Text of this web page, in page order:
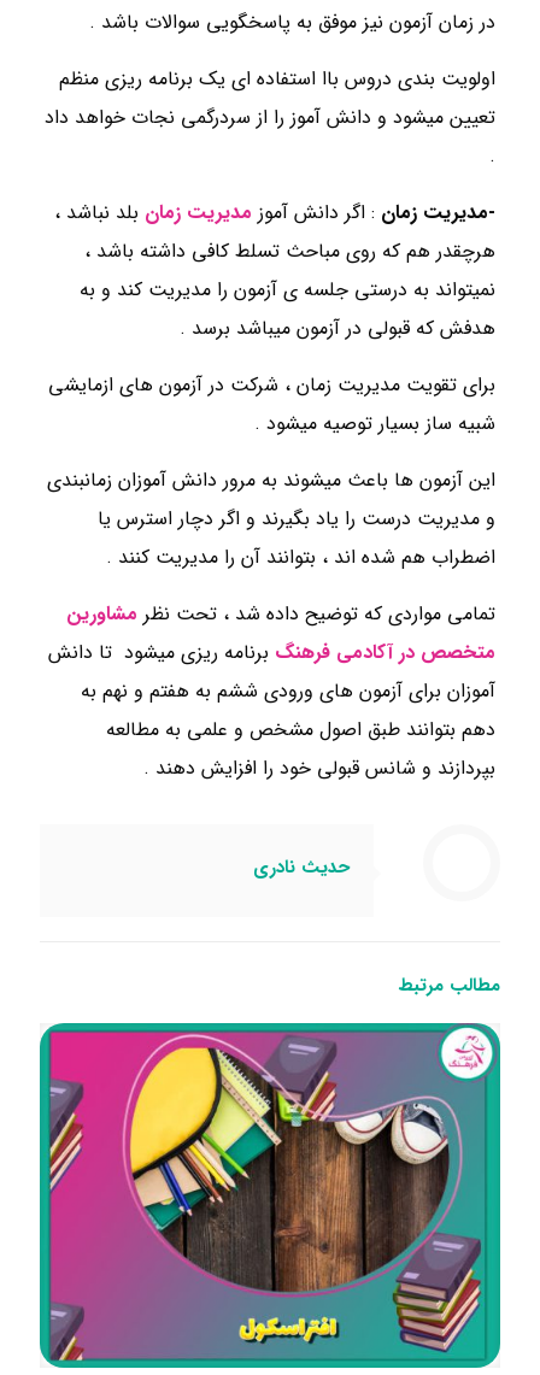
در زمان آزمون نیز موفق به پاسخگویی سوالات باشد .
اولویت بندی دروس باا استفاده ای یک برنامه ریزی منظم
تعیین میشود و دانش آموز را از سردرگمی نجات خواهد داد
.
-مدیریت زمان : اگر دانش آموز مدیریت زمان بلد نباشد ،
هرچقدر هم که روی مباحث تسلط کافی داشته باشد ،
نمیتواند به درستی جلسه ی آزمون را مدیریت کند و به
هدفش که قبولی در آزمون میباشد برسد .
برای تقویت مدیریت زمان ، شرکت در آزمون های ازمایشی
شبیه ساز بسیار توصیه میشود .
این آزمون ها باعث میشوند به مرور دانش آموزان زمانبندی
و مدیریت درست را یاد بگیرند و اگر دچار استرس یا
اضطراب هم شده اند ، بتوانند آن را مدیریت کنند .
تمامی مواردی که توضیح داده شد ، تحت نظر مشاورین
متخصص در آکادمی فرهنگ برنامه ریزی میشود تا دانش
آموزان برای آزمون های ورودی ششم به هفتم و نهم به
دهم بتوانند طبق اصول مشخص و علمی به مطالعه
بپردازند و شانس قبولی خود را افزایش دهند .
حدیث نادری
مطالب مرتبط